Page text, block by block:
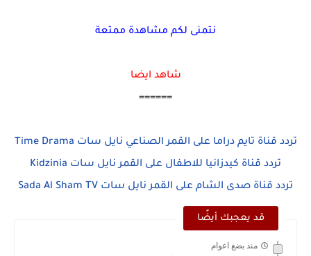
نتمنى لكم مشاهدة ممتعة
شاهد ايضا
======
تردد قناة تايم دراما على القمر الصناعي نايل سات Time Drama
تردد قناة كيدزانيا للاطفال على القمر نايل سات Kidzinia
تردد قناة صدى الشام على القمر نايل سات Sada Al Sham TV
قد يعجبك أيضًا
منذ بضع اعوام